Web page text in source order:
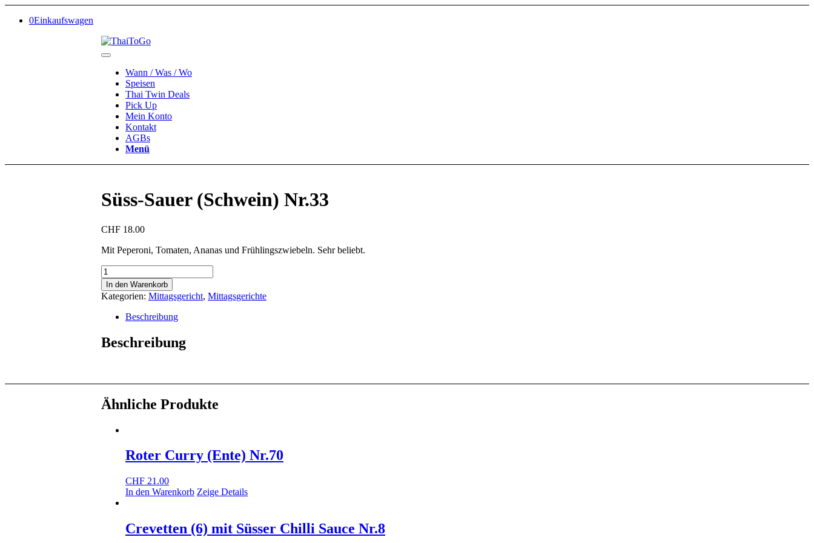
0Einkaufswagen
Wann / Was / Wo
Speisen
Thai Twin Deals
Pick Up
Mein Konto
Kontakt
AGBs
Menü
Süss-Sauer (Schwein) Nr.33
CHF 18.00
Mit Peperoni, Tomaten, Ananas und Frühlingszwiebeln. Sehr beliebt.
Süss-
Sauer
(Schwein)
Nr.33
Menge
In den Warenkorb
Kategorien: Mittagsgericht, Mittagsgerichte
Beschreibung
Beschreibung
Ähnliche Produkte
Roter Curry (Ente) Nr.70
CHF 21.00
In den Warenkorb Zeige Details
Crevetten (6) mit Süsser Chilli Sauce Nr.8